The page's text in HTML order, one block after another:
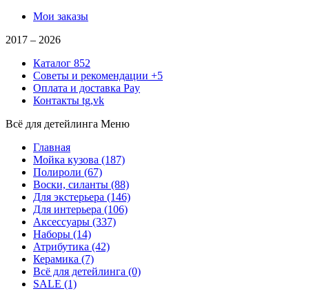
Мои заказы
2017 – 2026
Каталог 852
Советы и рекомендации +5
Оплата и доставка Pay
Контакты tg,vk
Всё для детейлинга Меню
Главная
Мойка кузова (187)
Полироли (67)
Воски, силанты (88)
Для экстерьера (146)
Для интерьера (106)
Аксессуары (337)
Наборы (14)
Атрибутика (42)
Керамика (7)
Всё для детейлинга (0)
SALE (1)